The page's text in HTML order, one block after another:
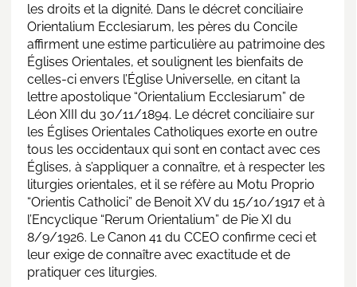
les droits et la dignité. Dans le décret conciliaire
Orientalium Ecclesiarum, les pères du Concile
affirment une estime particulière au patrimoine des
Églises Orientales, et soulignent les bienfaits de
celles-ci envers l’Église Universelle, en citant la
lettre apostolique “Orientalium Ecclesiarum” de
Léon XIII du 30/11/1894. Le décret conciliaire sur
les Églises Orientales Catholiques exorte en outre
tous les occidentaux qui sont en contact avec ces
Églises, à s’appliquer a connaître, et à respecter les
liturgies orientales, et il se réfère au Motu Proprio
“Orientis Catholici” de Benoit XV du 15/10/1917 et à
l’Encyclique “Rerum Orientalium” de Pie XI du
8/9/1926. Le Canon 41 du CCEO confirme ceci et
leur exige de connaître avec exactitude et de
pratiquer ces liturgies.